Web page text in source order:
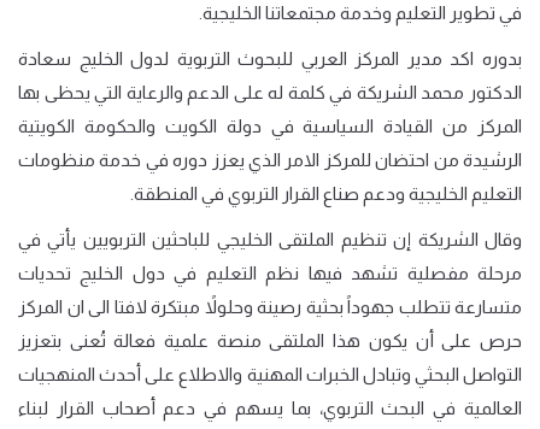
في تطوير التعليم وخدمة مجتمعاتنا الخليجية
بدوره اكد مدير المركز العربي للبحوث التربوية لدول الخليج سعادة
الدكتور محمد الشريكة في كلمة له على الدعم والرعاية التي يحظى بها
المركز من القيادة السياسية في دولة الكويت والحكومة الكويتية
الرشيدة من احتضان للمركز الامر الذي يعزز دوره في خدمة منظومات
التعليم الخليجية ودعم صناع القرار التربوي في المنطقة
وقال الشريكة إن تنظيم الملتقى الخليجي للباحثين التربويين يأتي في
مرحلة مفصلية تشهد فيها نظم التعليم في دول الخليج تحديات
متسارعة تتطلب جهوداً بحثية رصينة وحلولاً مبتكرة لافتا الى ان المركز
حرص على أن يكون هذا الملتقى منصة علمية فعالة تُعنى بتعزيز
التواصل البحثي وتبادل الخبرات المهنية والاطلاع على أحدث المنهجيات
العالمية في البحث التربوي، بما يسهم في دعم أصحاب القرار لبناء